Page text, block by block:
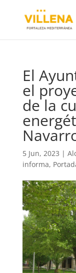
El
el
de la
5 Jun, 2023 |
informa,